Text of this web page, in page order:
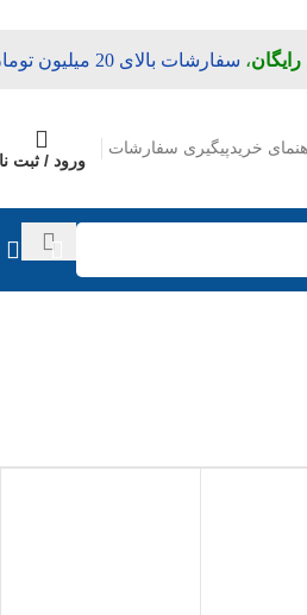
، سفارشات بالای 20 میلیون تومان
خریدپیگیری سفارشات
ورود / ثبت